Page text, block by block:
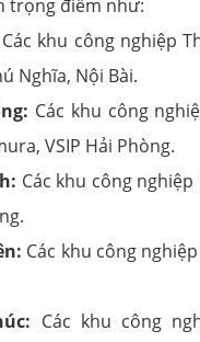
trọng điểm như:
Các khu công nghiệp
Nghĩa, Nội Bài.
Các khu công
VSIP Hải Phòng.
Các khu công nghiệp
Các khu công
Các khu công